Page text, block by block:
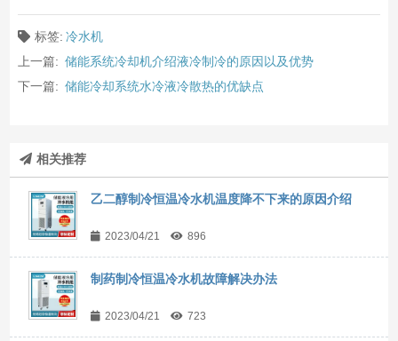
标签: 冷水机
上一篇: 储能系统冷却机介绍液冷制冷的原因以及优势
下一篇: 储能冷却系统水冷液冷散热的优缺点
相关推荐
乙二醇制冷恒温冷水机温度降不下来的原因介绍
2023/04/21 896
制药制冷恒温冷水机故障解决办法
2023/04/21 723